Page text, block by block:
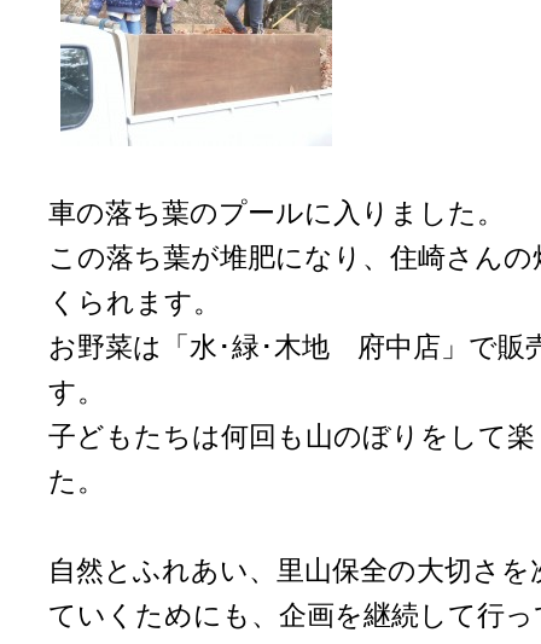
車の落ち葉のプールに入りました。
この落ち葉が堆肥になり、住崎さん
くられます。
お野菜は「水･緑･木地 府中店」で販
す。
子どもたちは何回も山のぼりをして
た。
自然とふれあい、里山保全の大切さを
ていくためにも、企画を継続して行